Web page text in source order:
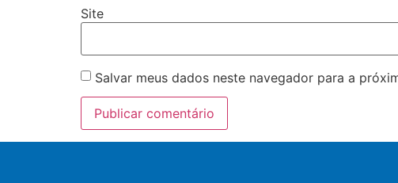
Site
Salvar meus dados neste navegador para a